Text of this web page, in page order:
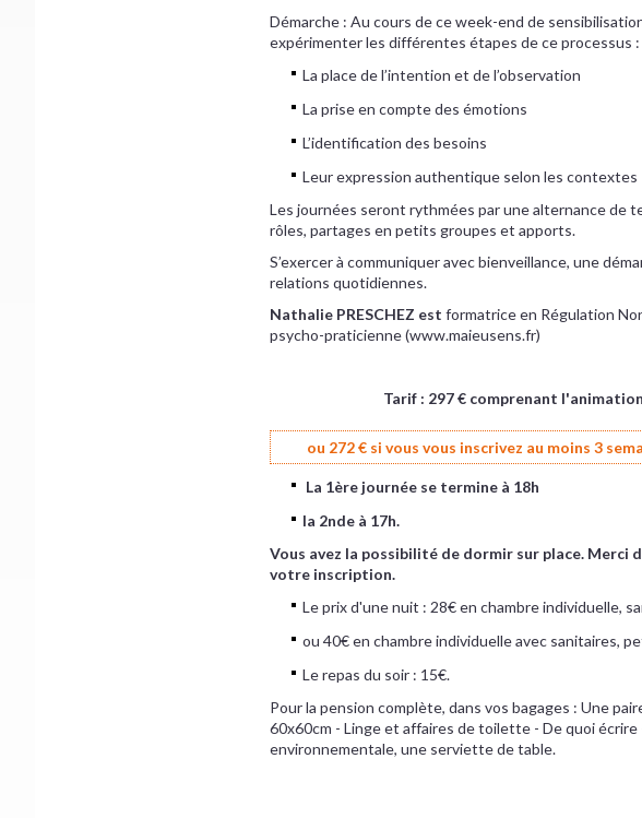
Démarche : Au cours de ce week-end de
expérimenter les différentes étapes de ce processus :
La place de l’intention et de l’observation
La prise en compte des émotions
L’identification des besoins
Leur expression authentique selon les contextes
Les journées seront rythmées par une alternance de
rôles, partages en petits groupes et apports.
S’exercer à communiquer avec bienveillance, une
relations quotidiennes.
Nathalie PRESCHEZ est formatrice en Régulation
psycho-praticienne (www.maieusens.fr)
Tarif : 297 € comprenant
ou 272 € si vous vous inscrivez au moins 3
La 1ère journée se termine à 18h
la 2nde à 17h.
Vous avez la possibilité de dormir sur place. Merci
votre inscription.
Le prix d'une nuit : 28€ en chambre individuelle,
​ou 40€ en chambre individuelle avec sanitaires,
​Le repas du soir : 15€.
Pour la pension complète, dans vos bagages : Une
60x60cm - Linge et affaires de toilette - De quoi
environnementale, une serviette de table.